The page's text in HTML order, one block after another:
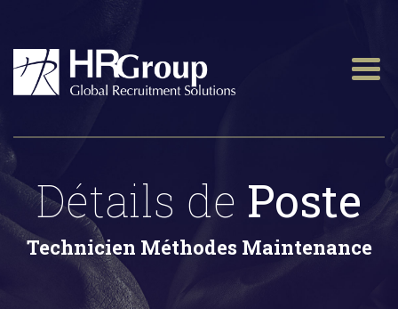
Détails de Poste
Technicien Méthodes Maintenance